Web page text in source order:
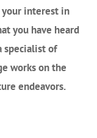
your interest in
you have heard
specialist of
works on the
endeavors.